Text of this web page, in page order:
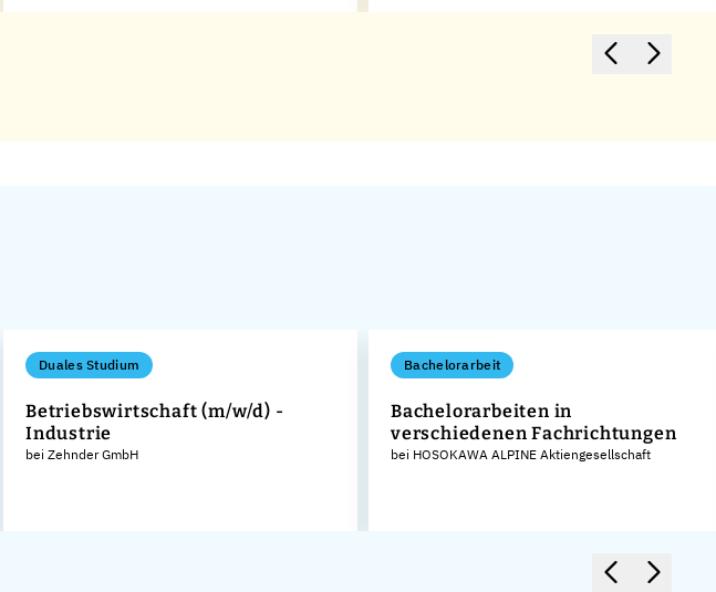
Duales Studium
Betriebswirtschaft (m/w/d) -
Industrie
bei Zehnder GmbH
Bachelorarbeit
Bachelorarbeiten in
verschiedenen Fachrichtungen
bei HOSOKAWA ALPINE Aktiengesellschaft